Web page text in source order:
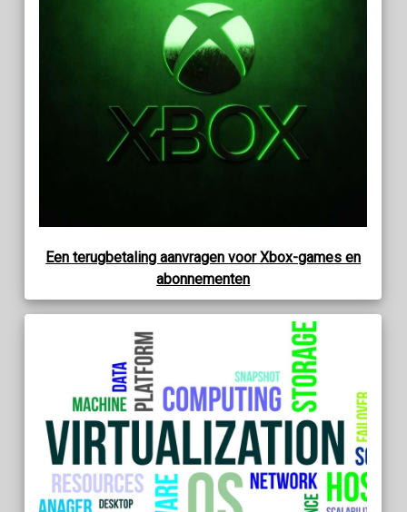
Een terugbetaling aanvragen voor Xbox-games en
abonnementen